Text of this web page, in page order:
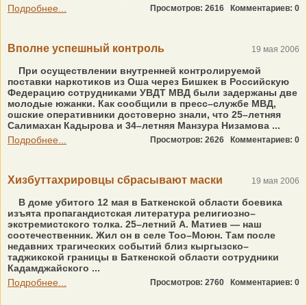
Подробнее...
Просмотров: 2616 Комментариев: 0
Вполне успешный контроль 19 мая 2006
При осуществлении внутренней контролируемой
поставки наркотиков из Оша через Бишкек в Российскую
Федерацию сотрудниками УВДТ МВД были задержаны две
молодые южанки. Как сообщили в пресс–службе МВД,
ошские оперативники достоверно знали, что 25–летняя
Салимахан Кадырова и 34–летняя Манзура Низамова ...
Подробнее...
Просмотров: 2626 Комментариев: 0
Хизбуттахрировцы сбрасывают маски 19 мая 2006
В доме убитого 12 мая в Баткенской области боевика
изъята пропагандистская литература религиозно–
экстремистского толка. 25–летний А. Матиев — наш
соотечественник. Жил он в селе Тоо–Моюн. Там после
недавних трагических событий близ кыргызско–
таджикской границы в Баткенской области сотрудники
Кадамджайского ...
Подробнее...
Просмотров: 2760 Комментариев: 0